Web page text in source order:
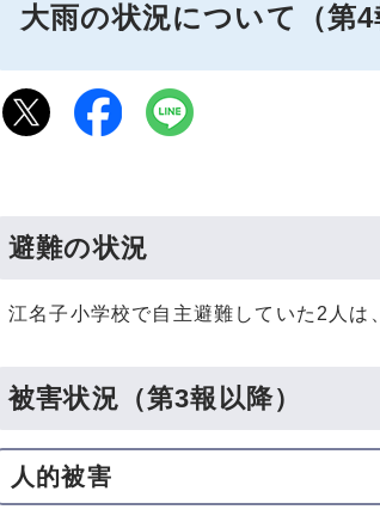
大雨の状況について（第4
避難の状況
江名子小学校で自主避難していた2人は
被害状況（第3報以降）
人的被害